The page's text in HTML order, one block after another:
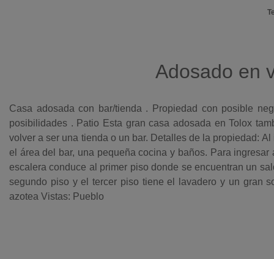
Adosado en
Casa adosada con bar/tienda . Propiedad con posible
posibilidades . Patio Esta gran casa adosada en Tolox
volver a ser una tienda o un bar. Detalles de la propiedad:
el área del bar, una pequeña cocina y baños. Para
escalera conduce al primer piso donde se encuentran un
segundo piso y el tercer piso tiene el lavadero y un gran
azotea Vistas: Pueblo